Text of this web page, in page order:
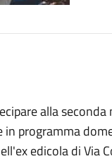
alla
programma
edicola di Via